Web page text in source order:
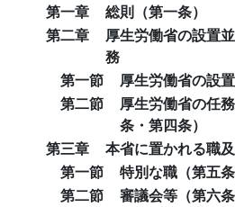
第一章
総則（第一条）
第二章
厚生労働省の設置
務
第一節
厚生労働省の設
第二節
厚生労働省の任
条・第四条）
第三章
本省に置かれる職
第一節
特別な職（第五条
第二節
審議会等（第六